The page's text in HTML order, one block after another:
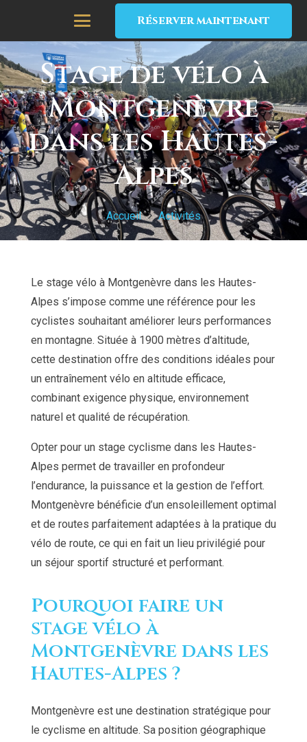
Réserver maintenant
Stage de vélo à
Montgenèvre
dans les Hautes-
Alpes
Accueil Activités
Le stage vélo à Montgenèvre dans les Hautes-
Alpes s’impose comme une référence pour les
cyclistes souhaitant améliorer leurs performances
en montagne. Située à 1900 mètres d’altitude,
cette destination offre des conditions idéales pour
un entraînement vélo en altitude efficace,
combinant exigence physique, environnement
naturel et qualité de récupération.
Opter pour un stage cyclisme dans les Hautes-
Alpes permet de travailler en profondeur
l’endurance, la puissance et la gestion de l’effort.
Montgenèvre bénéficie d’un ensoleillement optimal
et de routes parfaitement adaptées à la pratique du
vélo de route, ce qui en fait un lieu privilégié pour
un séjour sportif structuré et performant.
Pourquoi faire un
stage vélo à
Montgenèvre dans les
Hautes-Alpes ?
Montgenèvre est une destination stratégique pour
le cyclisme en altitude. Sa position géographique